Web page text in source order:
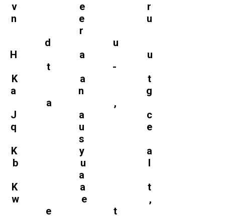
ver
neu
r
du
Hau
t-
Kat
ang
a,
Jac
que
s
Kya
bul
a
Kat
we,
et